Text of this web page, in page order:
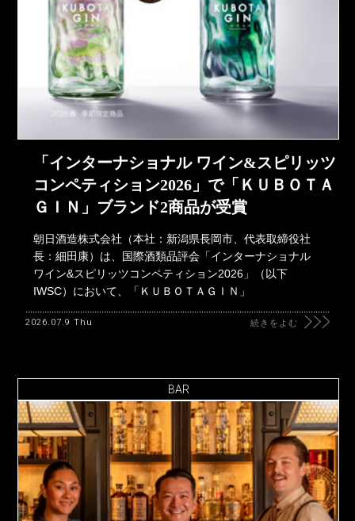
「インターナショナル ワイン&スピリッツ
コンペティション2026」で「ＫＵＢＯＴＡ
ＧＩＮ」ブランド2商品が受賞
朝日酒造株式会社（本社：新潟県長岡市、代表取締役社
長：細田康）は、国際酒類品評会「インターナショナル
ワイン&スピリッツコンペティション2026」（以下
IWSC）において、「ＫＵＢＯＴＡＧＩＮ」
2026.07.9 Thu 続きをよむ
BAR